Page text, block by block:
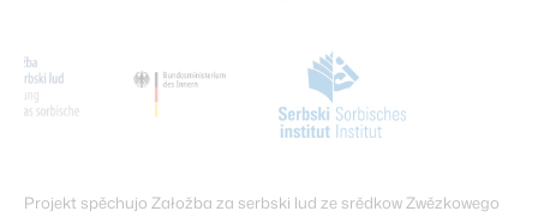
Projekt spěchujo Załožba za serbski lud ze srědkow Zwězkowego